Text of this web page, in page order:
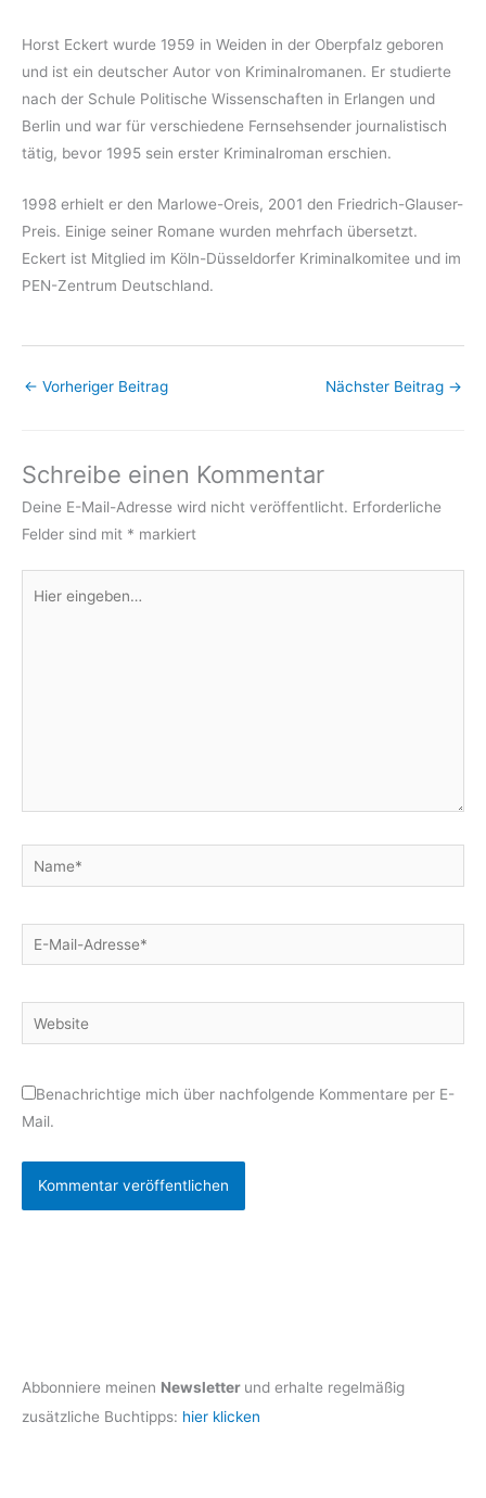
Horst Eckert wurde 1959 in Weiden in der Oberpfalz geboren
und ist ein deutscher Autor von Kriminalromanen. Er studierte
nach der Schule Politische Wissenschaften in Erlangen und
Berlin und war für verschiedene Fernsehsender journalistisch
tätig, bevor 1995 sein erster Kriminalroman erschien.
1998 erhielt er den Marlowe-Oreis, 2001 den Friedrich-Glauser-
Preis. Einige seiner Romane wurden mehrfach übersetzt.
Eckert ist Mitglied im Köln-Düsseldorfer Kriminalkomitee und im
PEN-Zentrum Deutschland.
← Vorheriger Beitrag Nächster Beitrag →
Schreibe einen Kommentar
Deine E-Mail-Adresse wird nicht veröffentlicht. Erforderliche
Felder sind mit * markiert
eingeben…
Name*
E-
Mail-
Website
Benachrichtige mich über nachfolgende Kommentare per E-
Mail.
Abbonniere meinen Newsletter und erhalte regelmäßig
zusätzliche Buchtipps: hier klicken